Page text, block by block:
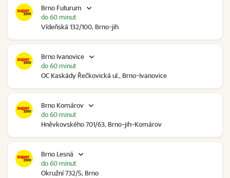
Brno Futurum
Vídeňská 132/100, Brno-jih
do 60 minut
Brno Ivanovice
OC Kaskády Řečkovická ul., Brno-Ivanovice
do 60 minut
Brno Komárov
Hněvkovského 701/63, Brno-jih-Komárov
do 60 minut
Brno Lesná
Okružní 732/5, Brno
do 60 minut